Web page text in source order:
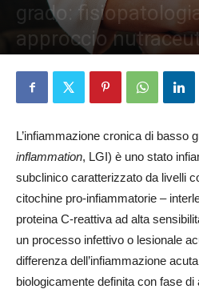
grado:
approccio
L’infiammazione cronica di basso
inflammation, LGI) è uno stato
subclinico caratterizzato da livelli
citochine pro-infiammatorie –
proteina C-reattiva ad alta
un processo infettivo o lesionale
differenza dell’infiammazione
biologicamente definita con fase